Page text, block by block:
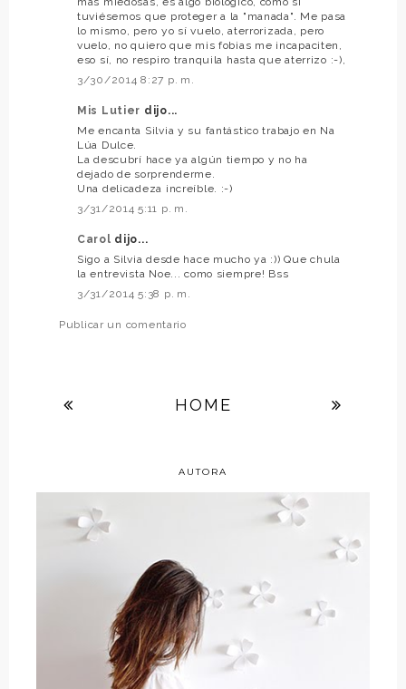
tuviésemos que proteger a la "manada". Me pasa
lo mismo, pero yo sí vuelo, aterrorizada, pero
vuelo, no quiero que mis fobias me incapaciten,
eso sí, no respiro tranquila hasta que aterrizo :-),
3/30/2014 8:27 p. m.
Mis Lutier dijo...
Me encanta Silvia y su fantástico trabajo en Na
Lúa Dulce.
La descubrí hace ya algún tiempo y no ha
dejado de sorprenderme.
Una delicadeza increíble. :-)
3/31/2014 5:11 p. m.
Carol dijo...
Sigo a Silvia desde hace mucho ya :)) Que chula
la entrevista Noe... como siempre! Bss
3/31/2014 5:38 p. m.
Publicar un comentario
HOME
AUTORA